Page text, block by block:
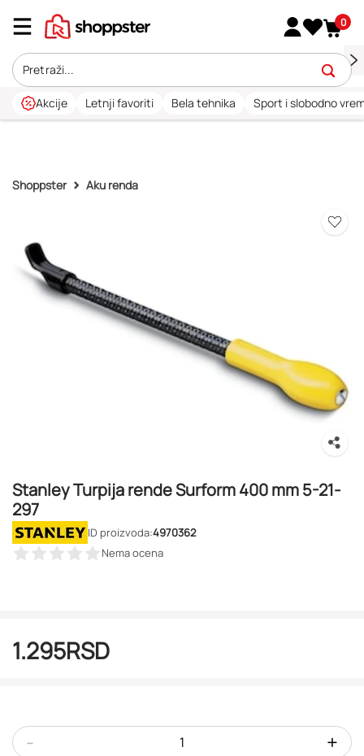
0
Akcije Letnji favoriti Bela tehnika Sport i slobodno
Shoppster Aku renda
Stanley Turpija rende Surform 400 mm 5-21-
297
ID proizvoda:4970362
Nema ocena
1.295RSD
- +